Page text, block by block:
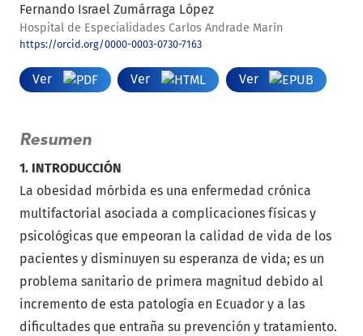
Fernando Israel Zumárraga López
Hospital de Especialidades Carlos Andrade Marín
https://orcid.org/0000-0003-0730-7163
Ver Ver Ver
Resumen
1. INTRODUCCIÓN
La obesidad mórbida es una enfermedad crónica
multifactorial asociada a complicaciones físicas y
psicológicas que empeoran la calidad de vida de los
pacientes y disminuyen su esperanza de vida; es un
problema sanitario de primera magnitud debido al
incremento de esta patología en Ecuador y a las
dificultades que entraña su prevención y tratamiento.